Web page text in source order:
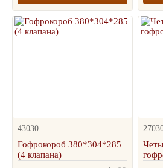
43030
Гофрокороб 380*304*285
(4 клапана)